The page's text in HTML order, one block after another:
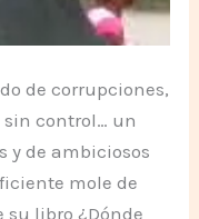
de corrupciones,
control… un
y de ambiciosos
mole de
su libro ¿Dónde